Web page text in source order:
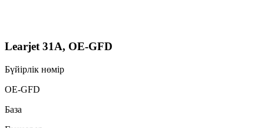
Learjet 31A, OE-GFD
Бүйірлік нөмір
OE-GFD
База